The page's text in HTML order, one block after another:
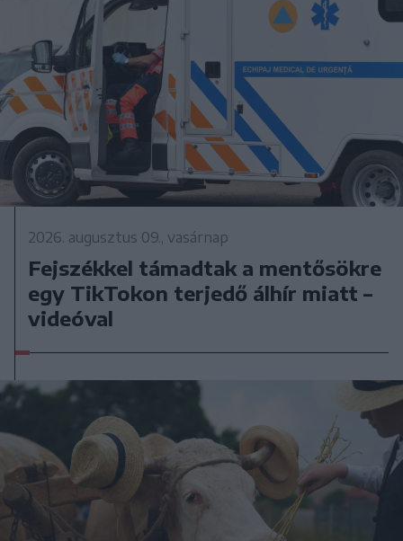
2026. augusztus 09., vasárnap
Fejszékkel támadtak a mentősökre
egy TikTokon terjedő álhír miatt –
videóval